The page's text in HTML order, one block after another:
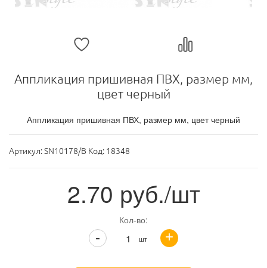
Аппликация пришивная ПВХ, размер мм,
цвет черный
Аппликация пришивная ПВХ, размер мм, цвет черный
Артикул:SN10178/B Код: 18348
2.70 руб./шт
Кол-во:
шт +
-